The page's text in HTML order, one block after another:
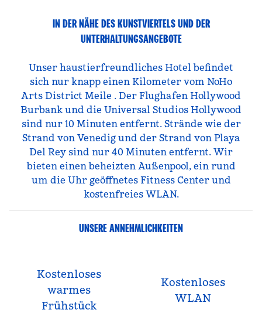
IN DER NÄHE DES KUNSTVIERTELS UND DER
UNTERHALTUNGSANGEBOTE
Unser haustierfreundliches Hotel befindet
sich nur knapp einen Kilometer vom NoHo
Arts District Meile . Der Flughafen Hollywood
Burbank und die Universal Studios Hollywood
sind nur 10 Minuten entfernt. Strände wie der
Strand von Venedig und der Strand von Playa
Del Rey sind nur 40 Minuten entfernt. Wir
bieten einen beheizten Außenpool, ein rund
um die Uhr geöffnetes Fitness Center und
kostenfreies WLAN.
UNSERE ANNEHMLICHKEITEN
Kostenloses
warmes
Frühstück
Kostenloses
WLAN